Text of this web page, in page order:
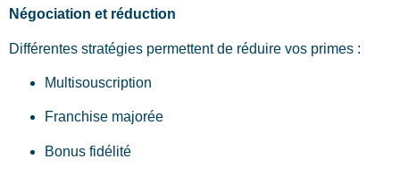
Négociation et réduction
Différentes stratégies permettent de réduire vos primes :
Multisouscription
Franchise majorée
Bonus fidélité